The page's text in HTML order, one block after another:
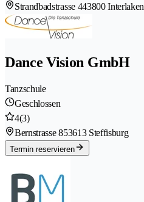
Strandbadstrasse 443800 Interlaken
Dance Vision GmbH
Tanzschule
Geschlossen
4(3)
Bernstrasse 853613 Steffisburg
Termin reservieren